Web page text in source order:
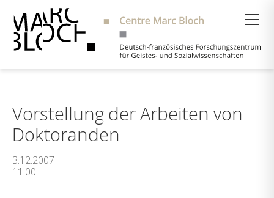
Vorstellung der Arbeiten von
Doktoranden
3.12.2007
11:00